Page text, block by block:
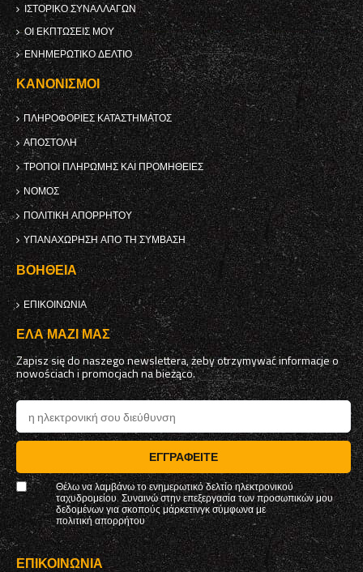
ΙΣΤΟΡΙΚΌ ΣΥΝΑΛΛΑΓΏΝ
ΟΙ ΕΚΠΤΏΣΕΙΣ ΜΟΥ
ΕΝΗΜΕΡΩΤΙΚΌ ΔΕΛΤΊΟ
ΚΑΝΟΝΙΣΜΟΊ
ΠΛΗΡΟΦΟΡΊΕΣ ΚΑΤΑΣΤΉΜΑΤΟΣ
ΑΠΟΣΤΟΛΉ
ΤΡΌΠΟΙ ΠΛΗΡΩΜΉΣ ΚΑΙ ΠΡΟΜΉΘΕΙΕΣ
ΝΌΜΟΣ
ΠΟΛΙΤΙΚΉ ΑΠΟΡΡΉΤΟΥ
ΥΠΑΝΑΧΏΡΗΣΗ ΑΠΌ ΤΗ ΣΎΜΒΑΣΗ
ΒΟΉΘΕΙΑ
ΕΠΙΚΟΙΝΩΝΊΑ
ΈΛΑ ΜΑΖΊ ΜΑΣ
Zapisz się do naszego newslettera, żeby otrzymywać informacje o
nowościach i promocjach na bieżąco.
ΕΓΓΡΑΦΕΊΤΕ
Θέλω να λαμβάνω το ενημερωτικό δελτίο ηλεκτρονικού
ταχυδρομείου. Συναινώ στην επεξεργασία των προσωπικών μου
δεδομένων για σκοπούς μάρκετινγκ σύμφωνα με
πολιτική απορρήτου
ΕΠΙΚΟΙΝΩΝΊΑ